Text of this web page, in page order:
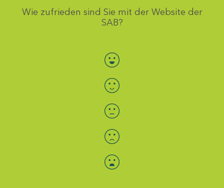
Wie zufrieden sind Sie mit der Website der
SAB?
Bewertung auswählen